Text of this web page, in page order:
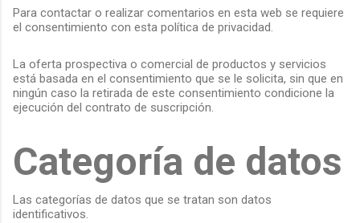
Para contactar o realizar comentarios en esta web se requiere
el consentimiento con esta política de privacidad.
La oferta prospectiva o comercial de productos y servicios
está basada en el consentimiento que se le solicita, sin que en
ningún caso la retirada de este consentimiento condicione la
ejecución del contrato de suscripción.
Categoría de datos
Las categorías de datos que se tratan son datos
identificativos.